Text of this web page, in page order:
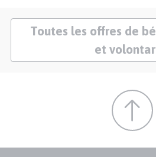
Toutes les offres de
et